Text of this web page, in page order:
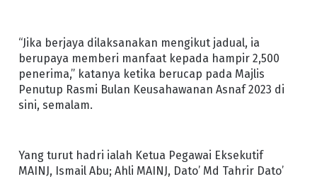
“Jika berjaya dilaksanakan mengikut jadual, ia
berupaya memberi manfaat kepada hampir 2,500
penerima,” katanya ketika berucap pada Majlis
Penutup Rasmi Bulan Keusahawanan Asnaf 2023 di
sini, semalam.
Yang turut hadri ialah Ketua Pegawai Eksekutif
MAINJ, Ismail Abu; Ahli MAINJ, Dato’ Md Tahrir Dato’